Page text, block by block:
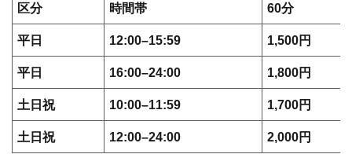
区分 時間帯 60分
平日 12:00–15:59 1,500円
平日 16:00–24:00 1,800円
土日祝 10:00–11:59 1,700円
土日祝 12:00–24:00 2,000円